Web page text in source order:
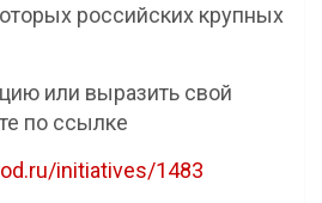
российских крупных
или выразить свой
по ссылке
initiatives/1483